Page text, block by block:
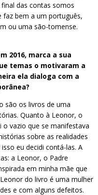
das contas somos
bem a um português,
ou uma são-tomense.
2016, marca a sua
temas o motivaram a
ela dialoga com a
são os livros de uma
Quanto à Leonor, o
vazio que se manifestava
sobre as realidades
eu decidi contá-las. A
a Leonor, o Padre
em minha mãe que
do livro é uma mulher
e com alguns defeitos.